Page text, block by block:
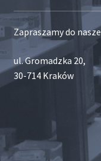
Zapraszamy do
ul. Gromadzka 20,
30-714 Kraków